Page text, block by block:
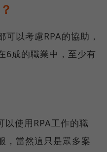
以考慮RPA的協助，
6成的職業中，至少有
以使用RPA工作的職
，當然這只是眾多案